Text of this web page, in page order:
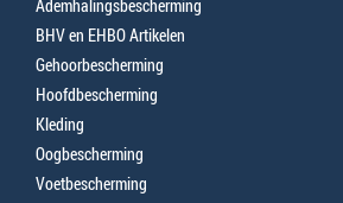
Ademhalingsbescherming
BHV en EHBO Artikelen
Gehoorbescherming
Hoofdbescherming
Kleding
Oogbescherming
Voetbescherming